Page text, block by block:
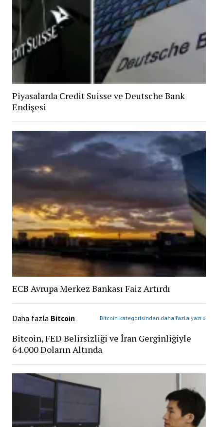
Piyasalarda Credit Suisse ve Deutsche Bank
Endişesi
ECB Avrupa Merkez Bankası Faiz Artırdı
Daha fazla Bitcoin Bitcoin kategorisinden daha fazla yazı »
Bitcoin, FED Belirsizliği ve İran Gerginliğiyle
64.000 Doların Altında